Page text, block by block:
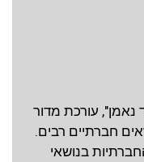
נאמן", עורכת מדור
חברתיים רבים.
בנושאי